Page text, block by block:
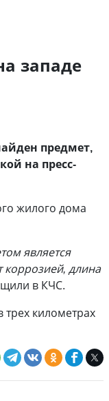
западе
предмет,
на пресс-
жилого дома
является
коррозией, длина
в КЧС.
километрах